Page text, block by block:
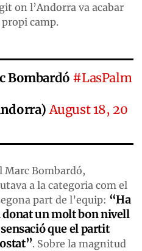
on l’Andorra va acabar
camp.
Bombardó #LasPalm
August 18, 20
Marc Bombardó,
a la categoria com el
part de l’equip: “Ha
donat un molt bon nivell
que el partit
. Sobre la magnitud